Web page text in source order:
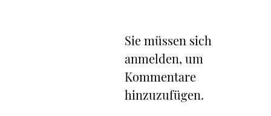
Sie müssen sich
anmelden, um
Kommentare
hinzuzufügen.